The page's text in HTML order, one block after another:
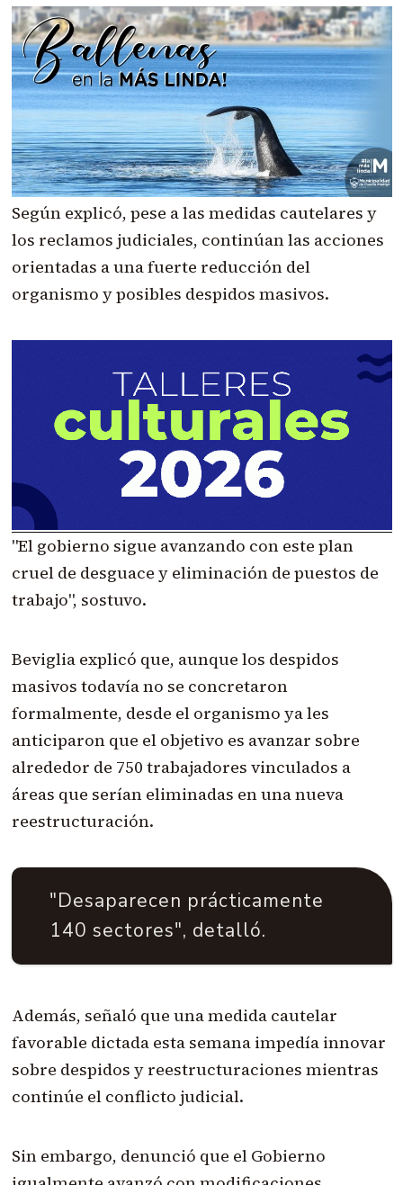
Según explicó, pese a las medidas cautelares y
los reclamos judiciales, continúan las acciones
orientadas a una fuerte reducción del
organismo y posibles despidos masivos.
"El gobierno sigue avanzando con este plan
cruel de desguace y eliminación de puestos de
trabajo", sostuvo.
Beviglia explicó que, aunque los despidos
masivos todavía no se concretaron
formalmente, desde el organismo ya les
anticiparon que el objetivo es avanzar sobre
alrededor de 750 trabajadores vinculados a
áreas que serían eliminadas en una nueva
reestructuración.
"Desaparecen prácticamente
140 sectores", detalló.
Además, señaló que una medida cautelar
favorable dictada esta semana impedía innovar
sobre despidos y reestructuraciones mientras
continúe el conflicto judicial.
Sin embargo, denunció que el Gobierno